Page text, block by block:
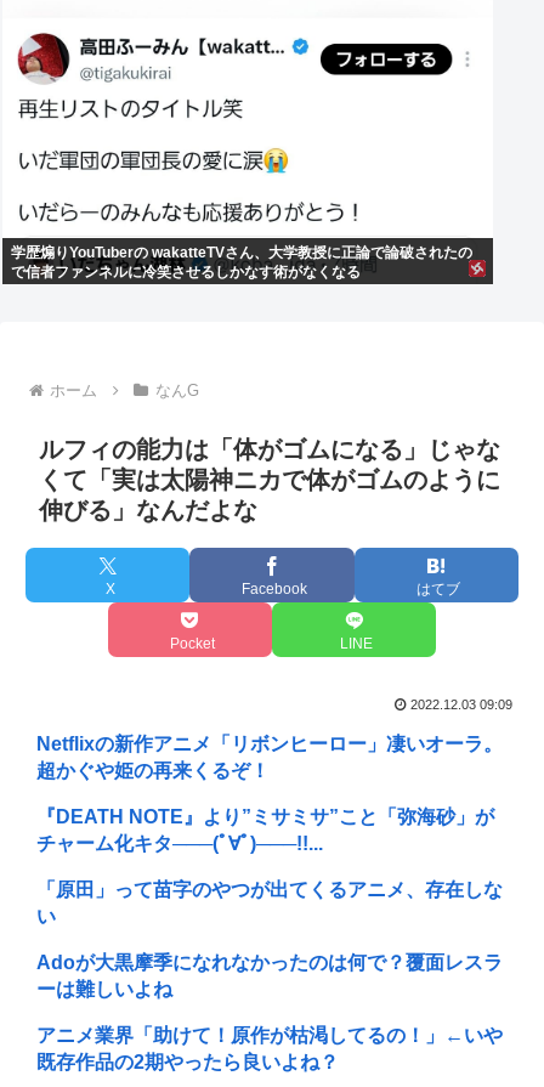
学歴煽りYouTuberの wakatteTVさん、大学教授に正論で論破されたの
で信者ファンネルに冷笑させるしかなす術がなくなる
ホーム なんG
ルフィの能力は「体がゴムになる」じゃな
くて「実は太陽神ニカで体がゴムのように
伸びる」なんだよな
X Facebook はてブ
Pocket LINE
2022.12.03 09:09
Netflixの新作アニメ「リボンヒーロー」凄いオーラ。
超かぐや姫の再来くるぞ！
『DEATH NOTE』より”ミサミサ”こと「弥海砂」が
チャーム化キタ───(ﾟ∀ﾟ)───!!...
「原田」って苗字のやつが出てくるアニメ、存在しな
い
Adoが大黒摩季になれなかったのは何で？覆面レスラ
ーは難しいよね
アニメ業界「助けて！原作が枯渇してるの！」←いや
既存作品の2期やったら良いよね？